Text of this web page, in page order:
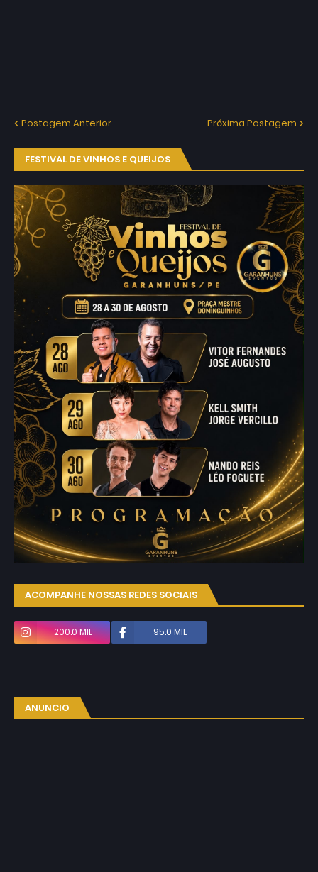
Postagem Anterior Próxima Postagem
FESTIVAL DE VINHOS E QUEIJOS
ACOMPANHE NOSSAS REDES SOCIAIS
200.0 MIL 95.0 MIL
ANUNCIO